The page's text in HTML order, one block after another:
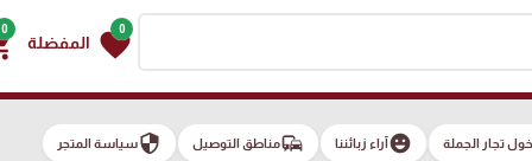
0
favorite المفضلة
0
تجار الجملة emoji_emotionsآراء زبائننا commuteمناطق التوصيل securityسياسة المتجر